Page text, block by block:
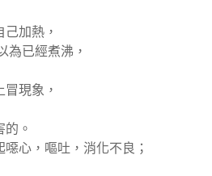
加熱，
為已經煮沸，
現象，
。
心，嘔吐，消化不良；